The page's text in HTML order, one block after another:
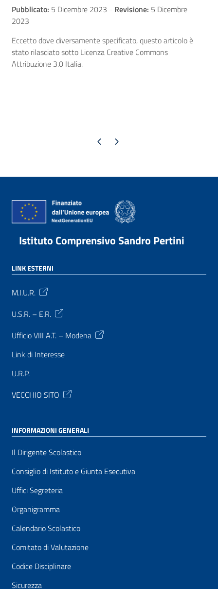
Pubblicato: 5 Dicembre 2023 - Revisione: 5 Dicembre
2023
Eccetto dove diversamente specificato, questo articolo è
stato rilasciato sotto Licenza Creative Commons
Attribuzione 3.0 Italia.
Pagina precedente
Pagina successiva
Istituto Comprensivo Sandro Pertini
LINK ESTERNI
M.I.U.R.
U.S.R. – E.R.
Ufficio VIII A.T. – Modena
Link di Interesse
U.R.P.
VECCHIO SITO
INFORMAZIONI GENERALI
Il Dirigente Scolastico
Consiglio di Istituto e Giunta Esecutiva
Uffici Segreteria
Organigramma
Calendario Scolastico
Comitato di Valutazione
Codice Disciplinare
Sicurezza